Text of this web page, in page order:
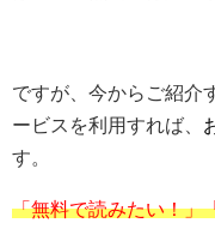
ですが、今からご紹介
ービスを利用すれば、
す。
「無料で読みたい！」